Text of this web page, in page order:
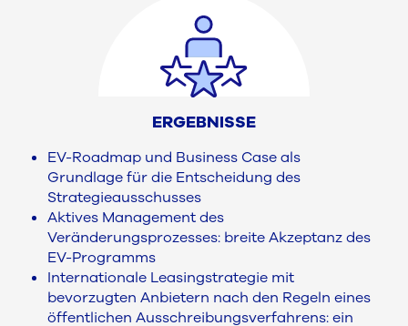
ERGEBNISSE
EV-Roadmap und Business Case als
Grundlage für die Entscheidung des
Strategieausschusses
Aktives Management des
Veränderungsprozesses: breite Akzeptanz des
EV-Programms
Internationale Leasingstrategie mit
bevorzugten Anbietern nach den Regeln eines
öffentlichen Ausschreibungsverfahrens: ein